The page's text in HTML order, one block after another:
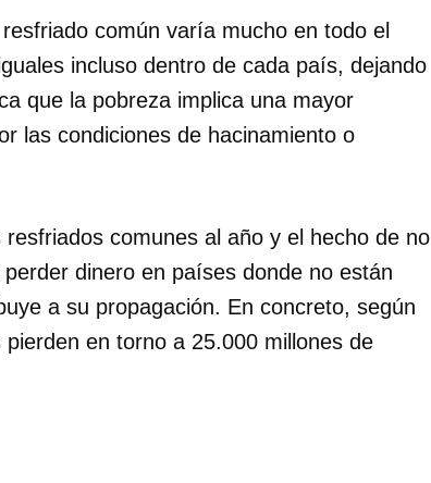
SESIÓN CANCELAR
común varía mucho en todo el
incluso dentro de cada país, dejando
que la pobreza implica una mayor
las condiciones de hacinamiento o
comunes al año y el hecho de no
dinero en países donde no están
a su propagación. En concreto, según
en torno a 25.000 millones de